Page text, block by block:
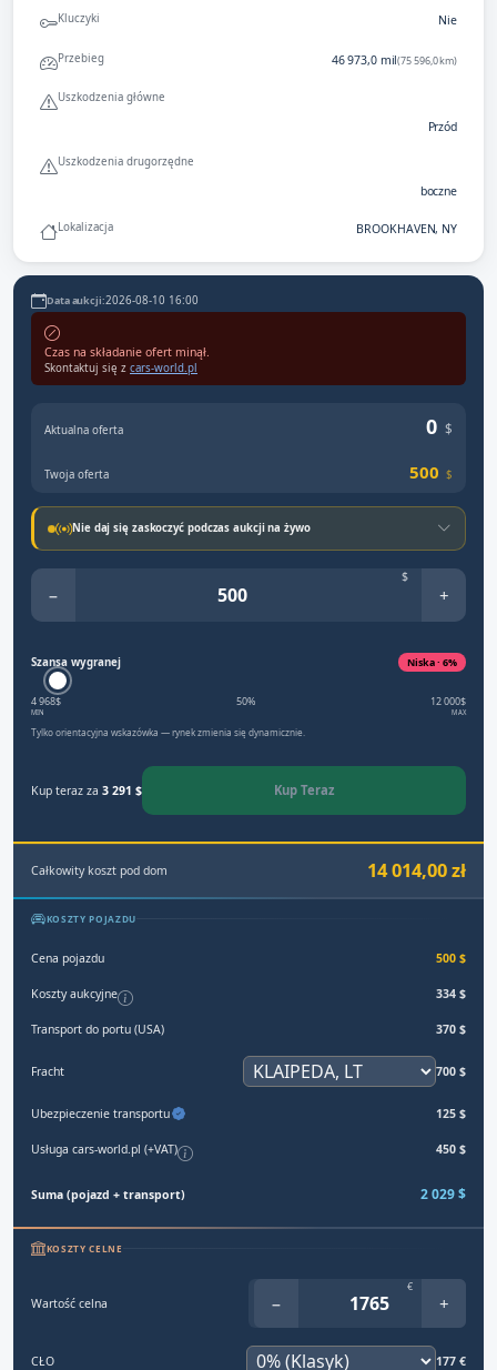
Kluczyki Nie
Przebieg 46 973,0 mil(75 596,0 km)
Uszkodzenia główne
Przód
Uszkodzenia drugorzędne
boczne
Lokalizacja BROOKHAVEN, NY
Data aukcji:2026-08-10 16:00
Czas na składanie ofert minął.
Skontaktuj się z cars-world.pl
Aktualna oferta 0 $
Twoja oferta 500 $
Nie daj się zaskoczyć podczas aukcji na żywo
−
$
+
Szansa wygranej Niska · 6%
4 968$
MIN
50% 12 000$
MAX
Tylko orientacyjna wskazówka — rynek zmienia się dynamicznie.
Kup teraz za 3 291 $ Kup Teraz
Całkowity koszt pod dom 14 014,00 zł
KOSZTY POJAZDU
Cena pojazdu 500 $
Koszty aukcyjne 334 $
Transport do portu (USA) 370 $
Fracht 700 $
Ubezpieczenie transportu 125 $
Usługa cars-world.pl (+VAT) 450 $
Suma (pojazd + transport) 2 029 $
KOSZTY CELNE
Wartość celna −
€
+
CŁO 177 €